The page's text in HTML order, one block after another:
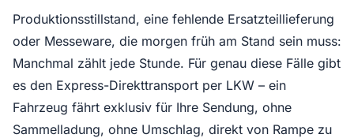
Produktionsstillstand, eine fehlende Ersatzteillieferung
oder Messeware, die morgen früh am Stand sein muss:
Manchmal zählt jede Stunde. Für genau diese Fälle gibt
es den Express-Direkttransport per LKW – ein
Fahrzeug fährt exklusiv für Ihre Sendung, ohne
Sammelladung, ohne Umschlag, direkt von Rampe zu